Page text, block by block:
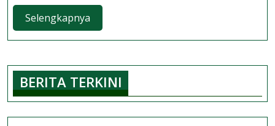
SD
Irsyad
Banyuwangi
Sabet
Juara
Selengkapnya
BERITA TERKINI